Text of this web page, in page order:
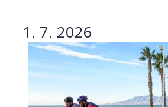
1. 7. 2026